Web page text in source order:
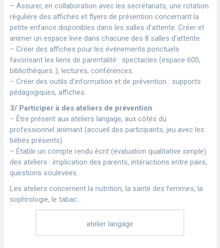
– Assurer, en collaboration avec les secrétariats, une rotation
régulière des affiches et flyers de prévention concernant la
petite enfance disponibles dans les salles d’attente. Créer et
animer un espace livre dans chacune des 8 salles d’attente
– Créer des affiches pour les événements ponctuels
favorisant les liens de parentalité : spectacles (espace 600,
bibliothèques..), lectures, conférences..
– Créer des outils d’information et de prévention : supports
pédagogiques, affiches..
3/ Participer à des ateliers de prévention
– Être présent aux ateliers langage, aux côtés du
professionnel animant (accueil des participants, jeu avec les
bébés présents)
– Établir un compte rendu écrit (évaluation qualitative simple)
des ateliers : implication des parents, intéractions entre pairs,
questions soulevées..
Les ateliers concernent la nutrition, la santé des femmes, la
sophrologie, le tabac…
atelier langage